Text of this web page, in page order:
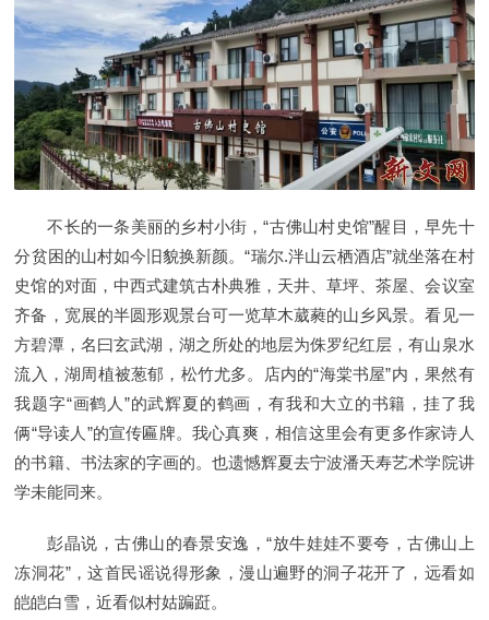
不长的一条美丽的乡村小街，“古佛山村史馆”醒目，早先十
分贫困的山村如今旧貌换新颜。“瑞尔.泮山云栖酒店”就坐落在村
史馆的对面，中西式建筑古朴典雅，天井、草坪、茶屋、会议室
齐备，宽展的半圆形观景台可一览草木葳蕤的山乡风景。看见一
方碧潭，名曰玄武湖，湖之所处的地层为侏罗纪红层，有山泉水
流入，湖周植被葱郁，松竹尤多。店内的“海棠书屋”内，果然有
我题字“画鹤人”的武辉夏的鹤画，有我和大立的书籍，挂了我
俩“导读人”的宣传匾牌。我心真爽，相信这里会有更多作家诗人
的书籍、书法家的字画的。也遗憾辉夏去宁波潘天寿艺术学院讲
学未能同来。
彭晶说，古佛山的春景安逸，“放牛娃娃不要夸，古佛山上
冻洞花”，这首民谣说得形象，漫山遍野的洞子花开了，远看如
皑皑白雪，近看似村姑蹁跹。